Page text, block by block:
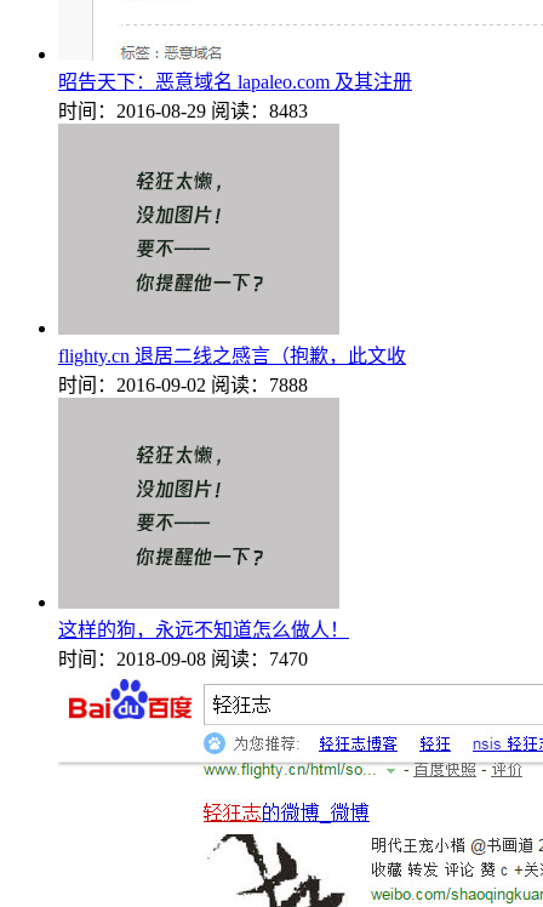
昭告天下：恶意域名 lapaleo.com 及其注册
时间：2016-08-29 阅读：8483
flighty.cn 退居二线之感言（抱歉，此文收
时间：2016-09-02 阅读：7888
这样的狗，永远不知道怎么做人！
时间：2018-09-08 阅读：7470